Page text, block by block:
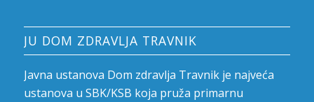
JU DOM ZDRAVLJA TRAVNIK
Javna ustanova Dom zdravlja Travnik je najveća
ustanova u SBK/KSB koja pruža primarnu